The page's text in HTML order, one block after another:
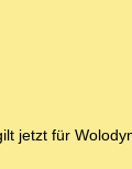
jetzt für